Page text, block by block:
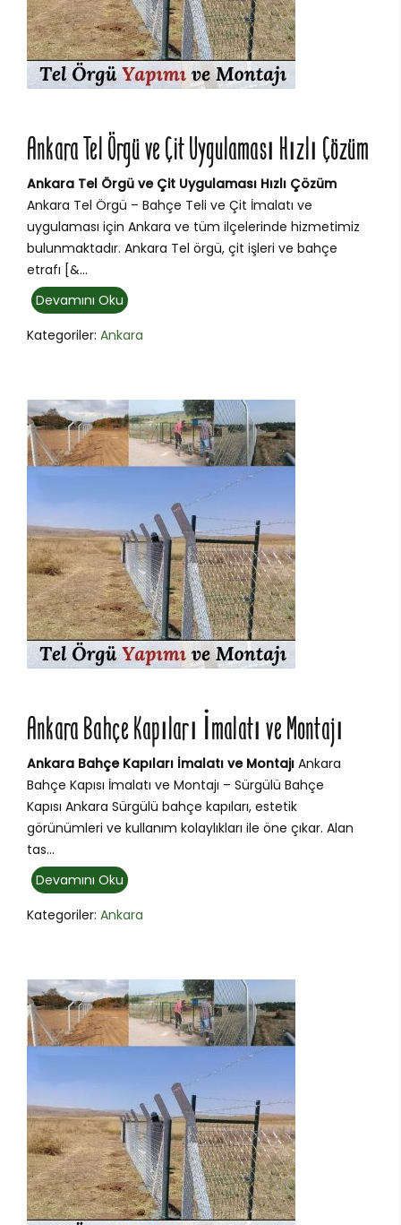
Ankara Tel Örgü ve Çit Uygulaması Hızlı Çözüm
Ankara Tel Örgü ve Çit Uygulaması Hızlı Çözüm
Ankara Tel Örgü – Bahçe Teli ve Çit İmalatı ve
uygulaması için Ankara ve tüm ilçelerinde hizmetimiz
bulunmaktadır. Ankara Tel örgü, çit işleri ve bahçe
etrafı [&...
Devamını Oku
Kategoriler: Ankara
Ankara Bahçe Kapıları İmalatı ve Montajı
Ankara Bahçe Kapıları İmalatı ve Montajı Ankara
Bahçe Kapısı İmalatı ve Montajı – Sürgülü Bahçe
Kapısı Ankara Sürgülü bahçe kapıları, estetik
görünümleri ve kullanım kolaylıkları ile öne çıkar. Alan
tas...
Devamını Oku
Kategoriler: Ankara